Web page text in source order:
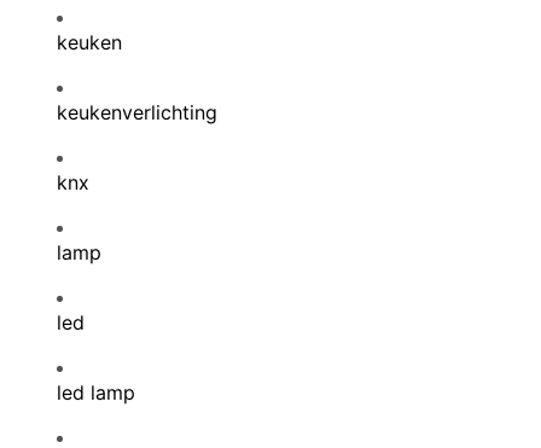
keuken
keukenverlichting
knx
lamp
led
led lamp